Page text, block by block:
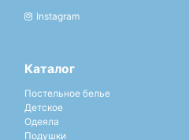
Instagram
Каталог
Постельное белье
Детское
Одеяла
Подушки